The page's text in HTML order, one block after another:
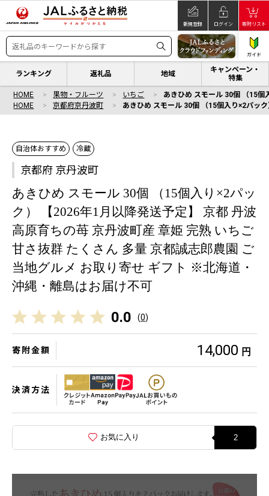
新規登録 ログイン 寄附リスト
ガイド
ランキング 返礼品 地域
キャンペーン・
特集
HOME 果物・フルーツ いちご
あきひめ スモール 30個 （15個
HOME
京都府京丹波町 あきひめ スモール 30個 （15個入り×2パッ
自治体おすすめ 冷蔵
京都府 京丹波町
あきひめ スモール 30個 （15個入り×2パッ
ク） 【2026年1月以降発送予定】 京都 丹波
高原育ちの苺 京丹波町産 章姫 完熟 いちご
甘さ抜群 たくさん 多量 京都誠志郎農園 ご
当地グルメ お取り寄せ ギフト ※北海道・
沖縄・離島はお届け不可
0.0 (0)
寄附金額 14,000 円
決済方法
お気に入り 2